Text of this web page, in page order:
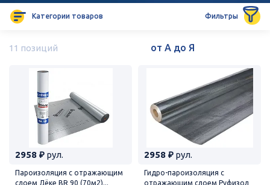
Категории товаров Фильтры
11 позиций
2958 ₽ рул.
Пароизоляция с отражающим
слоем Дёке BR 90 (70м2)...
2958 ₽ рул.
Гидро-пароизоляция с
отражающим слоем Руфизол